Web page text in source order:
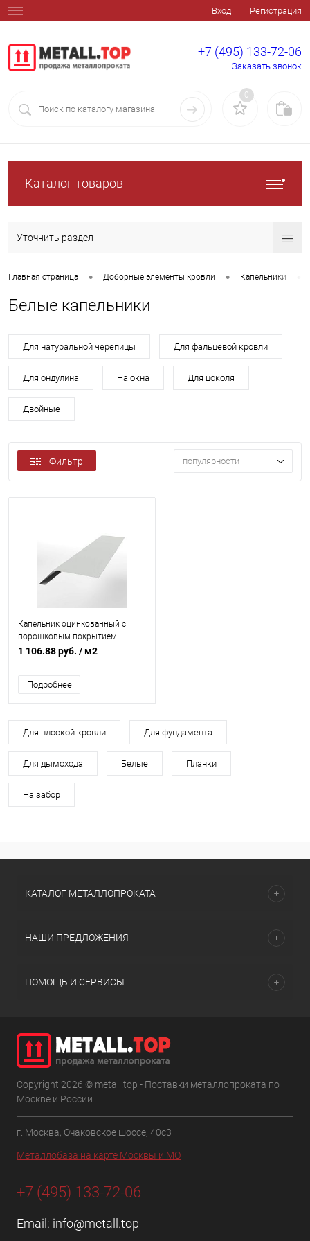
Вход Регистрация
+7 (495) 133-72-06
Заказать звонок
0
Каталог товаров
Уточнить раздел
Главная страница • Доборные элементы кровли • Капельники
Белые капельники
Для натуральной черепицы Для фальцевой кровли
Для ондулина На окна Для цоколя
Двойные
Фильтр популярности
Капельник оцинкованный с
порошковым покрытием
0,45мм RAL 9003
1 106.88 руб. / м2
Подробнее
Для плоской кровли Для фундамента
Для дымохода Белые Планки
На забор
КАТАЛОГ МЕТАЛЛОПРОКАТА
НАШИ ПРЕДЛОЖЕНИЯ
ПОМОЩЬ И СЕРВИСЫ
Copyright 2026 © metall.top - Поставки металлопроката по
Москве и России
г. Москва, Очаковское шоссе, 40с3
Металлобаза на карте Москвы и МО
+7 (495) 133-72-06
Email: info@metall.top